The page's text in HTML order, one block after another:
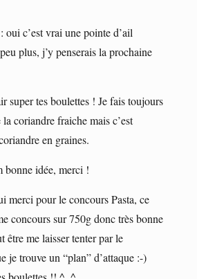
c’est vrai une pointe d’ail
plus, j’y penserais la prochaine
super tes boulettes ! Je fais toujours
coriandre fraiche mais c’est
en graines.
bonne idée, merci !
merci pour le concours Pasta, ce
concours sur 750g donc très bonne
être me laisser tenter par le
trouve un “plan” d’attaque :-)